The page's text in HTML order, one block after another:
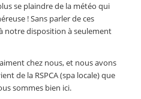
se plaindre de la météo qui
! Sans parler de ces
notre disposition à seulement
chez nous, et nous avons
de la RSPCA (spa locale) que
sommes bien ici.